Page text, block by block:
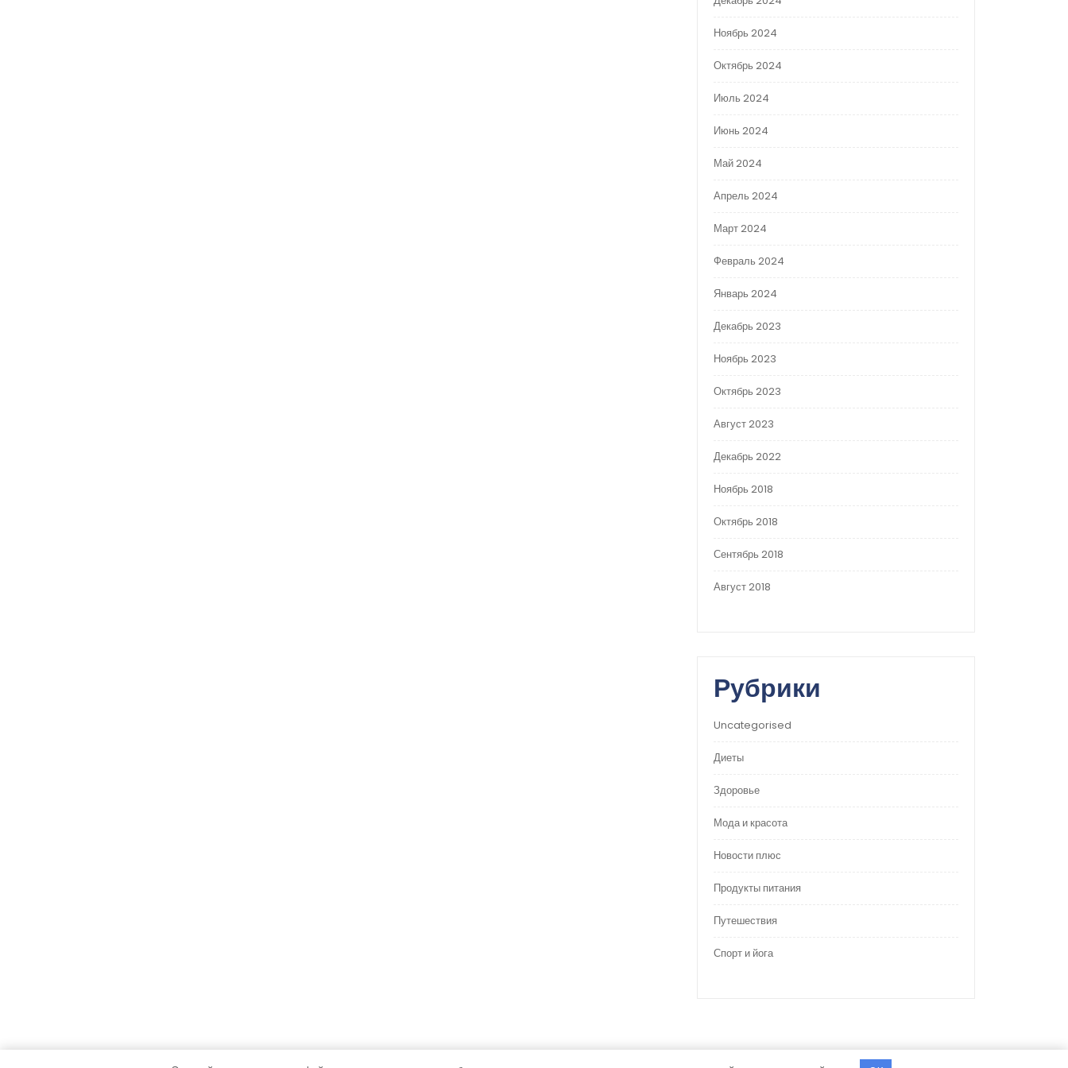
Ноябрь 2024
Октябрь 2024
Июль 2024
Июнь 2024
Май 2024
Апрель 2024
Март 2024
Февраль 2024
Январь 2024
Декабрь 2023
Ноябрь 2023
Октябрь 2023
Август 2023
Декабрь 2022
Ноябрь 2018
Октябрь 2018
Сентябрь 2018
Август 2018
Рубрики
Uncategorised
Диеты
Здоровье
Мода и красота
Новости плюс
Продукты питания
Путешествия
Спорт и йога